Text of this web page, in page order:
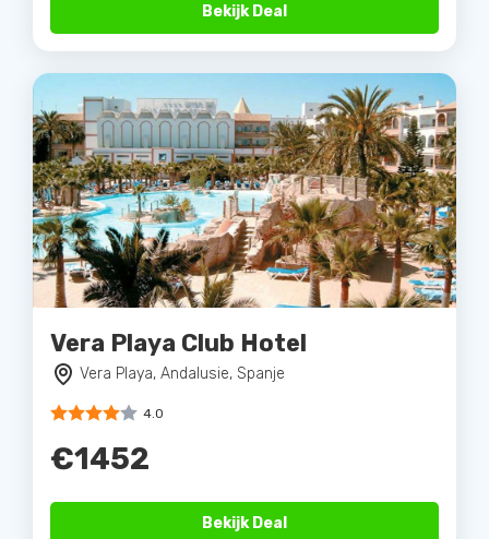
Bekijk Deal
Vera Playa Club Hotel
Vera Playa, Andalusie, Spanje
4.0
€1452
Bekijk Deal